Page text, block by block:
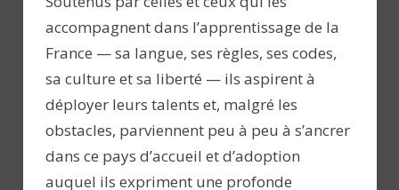
accompagnent dans l’apprentissage de la
France — sa langue, ses règles, ses codes,
sa culture et sa liberté — ils aspirent à
déployer leurs talents et, malgré les
obstacles, parviennent peu à peu à s’ancrer
dans ce pays d’accueil et d’adoption
auquel ils expriment une profonde